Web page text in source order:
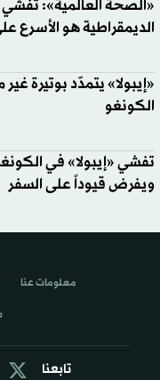
«الصحة العالمية»: تفشي
الديمقراطية هو الأسرع
«إيبولا» يتمدّد بوتيرة
الكونغو
تفشي «إيبولا» في
ويفرض قيوداً على السفر
تابعنا
معلومات عنا